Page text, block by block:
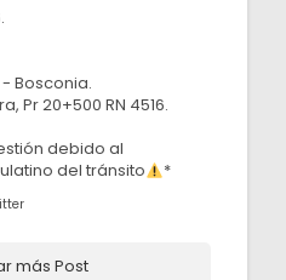
Bosconia.
Pr 20+500 RN 4516.
debido al
del tránsito
*
más Post